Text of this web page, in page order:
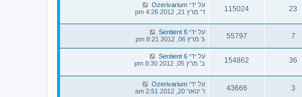
23
115024 על ידי Ozerivarium
ד' מרץ 21, 2012 4:26 pm
7
55797 על ידי Sentient 6
ג' מרץ 06, 2012 8:21 pm
36
154862 על ידי Sentient 6
ב' מרץ 05, 2012 8:30 pm
3
43666 על ידי Ozerivarium
ו' ינואר 20, 2012 2:51 am